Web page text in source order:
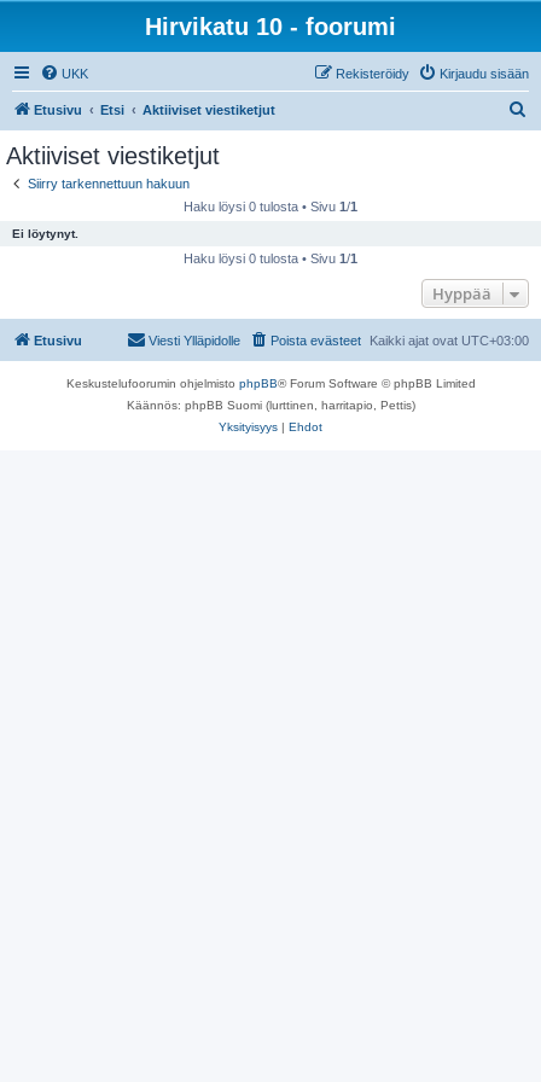
Hirvikatu 10 - foorumi
UKK Kirjaudu sisään
Rekisteröidy
Etusivu Etsi Aktiiviset viestiketjut
Aktiiviset viestiketjut
Siirry tarkennettuun hakuun
Haku löysi 0 tulosta • Sivu 1/1
Ei löytynyt.
Haku löysi 0 tulosta • Sivu 1/1
Hyppää
Etusivu Kaikki ajat ovat UTC+03:00
Poista evästeet
Viesti Ylläpidolle
Keskustelufoorumin ohjelmisto phpBB® Forum Software © phpBB Limited
Käännös: phpBB Suomi (lurttinen, harritapio, Pettis)
Yksityisyys | Ehdot